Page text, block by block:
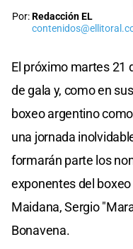
Por:Redacción EL
El próximo martes 21
de gala y, como en
boxeo argentino
una jornada
formarán parte los
exponentes del
Maidana, Sergio
Bonavena.